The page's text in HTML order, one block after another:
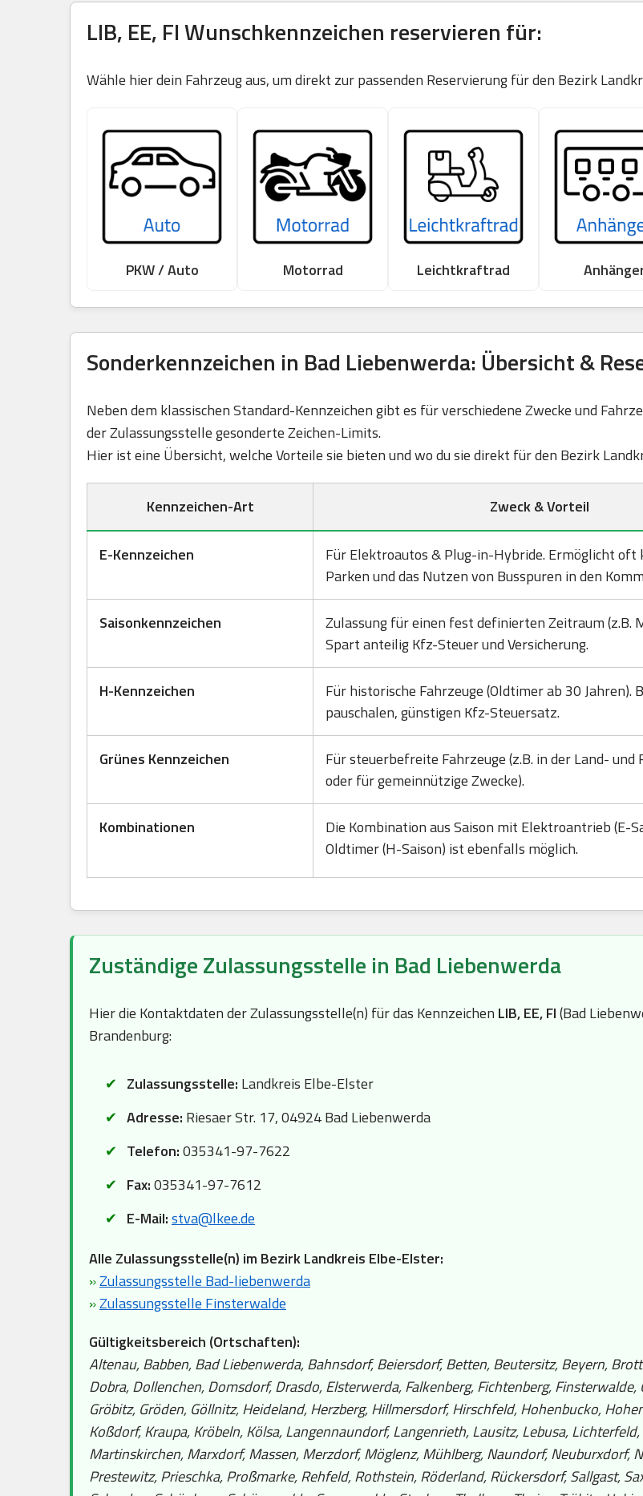
LIB, EE, FI Wunschkennzeichen reservieren für:
Wähle hier dein Fahrzeug aus, um direkt zur passenden Reservierung für den Bezirk
PKW / Auto Motorrad Leichtkraftrad
Sonderkennzeichen in Bad Liebenwerda: Übersicht &
Neben dem klassischen Standard-Kennzeichen gibt es für verschiedene Zwecke und
der Zulassungsstelle gesonderte Zeichen-Limits.
Hier ist eine Übersicht, welche Vorteile sie bieten und wo du sie direkt für den Bezirk
Kennzeichen-Art Zweck & Vorteil
E-Kennzeichen
Für Elektroautos & Plug-in-Hybride. Ermöglicht oft
Parken und das Nutzen von Busspuren in den
Saisonkennzeichen
Zulassung für einen fest definierten Zeitraum (z.B.
Spart anteilig Kfz-Steuer und Versicherung.
H-Kennzeichen
Für historische Fahrzeuge (Oldtimer ab 30 Jahren).
pauschalen, günstigen Kfz-Steuersatz.
Grünes Kennzeichen
Für steuerbefreite Fahrzeuge (z.B. in der Land-
oder für gemeinnützige Zwecke).
Kombinationen
Die Kombination aus Saison mit Elektroantrieb (E-
Oldtimer (H-Saison) ist ebenfalls möglich.
Zuständige Zulassungsstelle in Bad Liebenwerda
Hier die Kontaktdaten der Zulassungsstelle(n) für das Kennzeichen LIB, EE, FI(Bad
Brandenburg:
Zulassungsstelle: Landkreis Elbe-Elster
Adresse: Riesaer Str. 17, 04924 Bad Liebenwerda
Telefon:035341-97-7622
Fax:035341-97-7612
E-Mail:stva@lkee.de
Alle Zulassungsstelle(n) im Bezirk Landkreis Elbe-Elster:
»Zulassungsstelle Bad-liebenwerda
»Zulassungsstelle Finsterwalde
Gültigkeitsbereich (Ortschaften):
Altenau, Babben, Bad Liebenwerda, Bahnsdorf, Beiersdorf, Betten, Beutersitz, Beyern,
Dobra, Dollenchen, Domsdorf, Drasdo, Elsterwerda, Falkenberg, Fichtenberg,
Gröbitz, Gröden, Göllnitz, Heideland, Herzberg, Hillmersdorf, Hirschfeld, Hohenbucko,
Koßdorf, Kraupa, Kröbeln, Kölsa, Langennaundorf, Langenrieth, Lausitz, Lebusa,
Martinskirchen, Marxdorf, Massen, Merzdorf, Möglenz, Mühlberg, Naundorf, Neuburxdorf,
Prestewitz, Prieschka, Proßmarke, Rehfeld, Rothstein, Röderland, Rückersdorf, Sallgast,